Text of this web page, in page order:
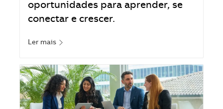
oportunidades para aprender, se
conectar e crescer.
Ler mais